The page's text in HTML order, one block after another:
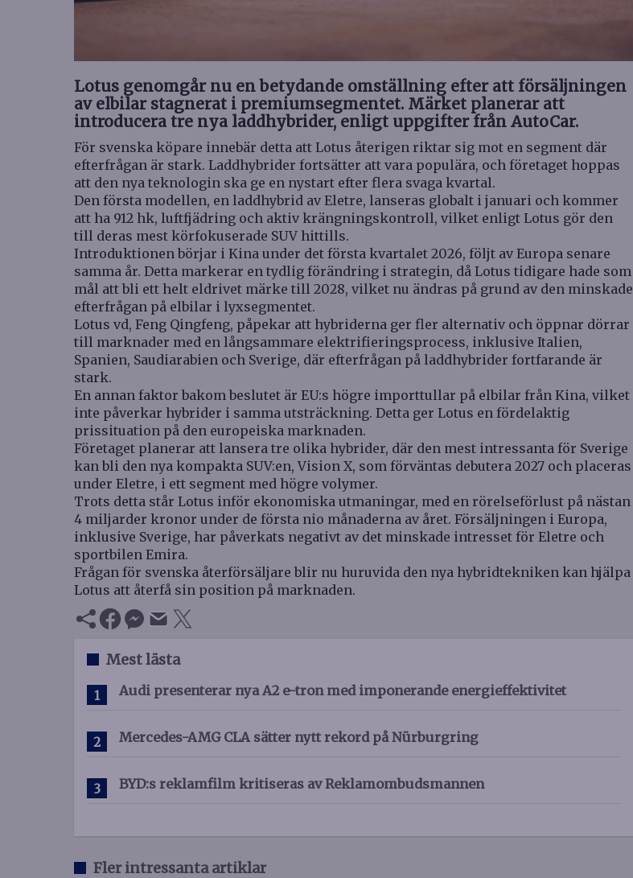
Lotus genomgår nu en betydande omställning efter att försäljningen
av elbilar stagnerat i premiumsegmentet. Märket planerar att
introducera tre nya laddhybrider, enligt uppgifter från AutoCar.
För svenska köpare innebär detta att Lotus återigen riktar sig mot en segment där
efterfrågan är stark. Laddhybrider fortsätter att vara populära, och företaget hoppas
att den nya teknologin ska ge en nystart efter flera svaga kvartal.
Den första modellen, en laddhybrid av Eletre, lanseras globalt i januari och kommer
att ha 912 hk, luftfjädring och aktiv krängningskontroll, vilket enligt Lotus gör den
till deras mest körfokuserade SUV hittills.
Introduktionen börjar i Kina under det första kvartalet 2026, följt av Europa senare
samma år. Detta markerar en tydlig förändring i strategin, då Lotus tidigare hade som
mål att bli ett helt eldrivet märke till 2028, vilket nu ändras på grund av den minskade
efterfrågan på elbilar i lyxsegmentet.
Lotus vd, Feng Qingfeng, påpekar att hybriderna ger fler alternativ och öppnar dörrar
till marknader med en långsammare elektrifieringsprocess, inklusive Italien,
Spanien, Saudiarabien och Sverige, där efterfrågan på laddhybrider fortfarande är
stark.
En annan faktor bakom beslutet är EU:s högre importtullar på elbilar från Kina, vilket
inte påverkar hybrider i samma utsträckning. Detta ger Lotus en fördelaktig
prissituation på den europeiska marknaden.
Företaget planerar att lansera tre olika hybrider, där den mest intressanta för Sverige
kan bli den nya kompakta SUV:en, Vision X, som förväntas debutera 2027 och placeras
under Eletre, i ett segment med högre volymer.
Trots detta står Lotus inför ekonomiska utmaningar, med en rörelseförlust på nästan
4 miljarder kronor under de första nio månaderna av året. Försäljningen i Europa,
inklusive Sverige, har påverkats negativt av det minskade intresset för Eletre och
sportbilen Emira.
Frågan för svenska återförsäljare blir nu huruvida den nya hybridtekniken kan hjälpa
Lotus att återfå sin position på marknaden.
Mest lästa
Audi presenterar nya A2 e-tron med imponerande energieffektivitet
Mercedes-AMG CLA sätter nytt rekord på Nürburgring
BYD:s reklamfilm kritiseras av Reklamombudsmannen
Fler intressanta artiklar